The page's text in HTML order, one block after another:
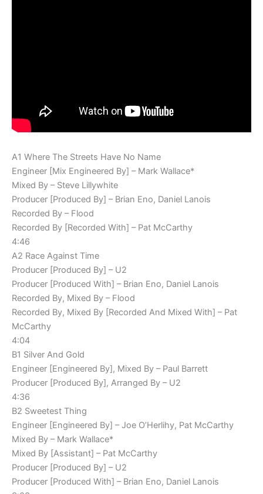
A1 Where The Streets Have No Name
Engineer [Mix Engineered By] – Mark Wallace*
Mixed By – Steve Lillywhite
Producer [Produced By] – Brian Eno, Daniel Lanois
Recorded By – Flood
Recorded By [Recorded With] – Pat McCarthy
4:46
A2 Race Against Time
Producer [Produced By] – U2
Producer [Produced With] – Brian Eno, Daniel Lanois
Recorded By, Mixed By – Flood
Recorded By, Mixed By [Recorded And Mixed With] – Pat
McCarthy
4:04
B1 Silver And Gold
Engineer [Engineered By], Mixed By – Paul Barrett
Producer [Produced By], Arranged By – U2
4:36
B2 Sweetest Thing
Engineer [Engineered By] – Joe O’Herlihy, Pat McCarthy
Mixed By – Mark Wallace*
Mixed By [Assistant] – Pat McCarthy
Producer [Produced By] – U2
Producer [Produced With] – Brian Eno, Daniel Lanois